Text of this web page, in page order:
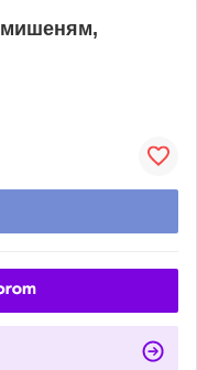
мишеням,